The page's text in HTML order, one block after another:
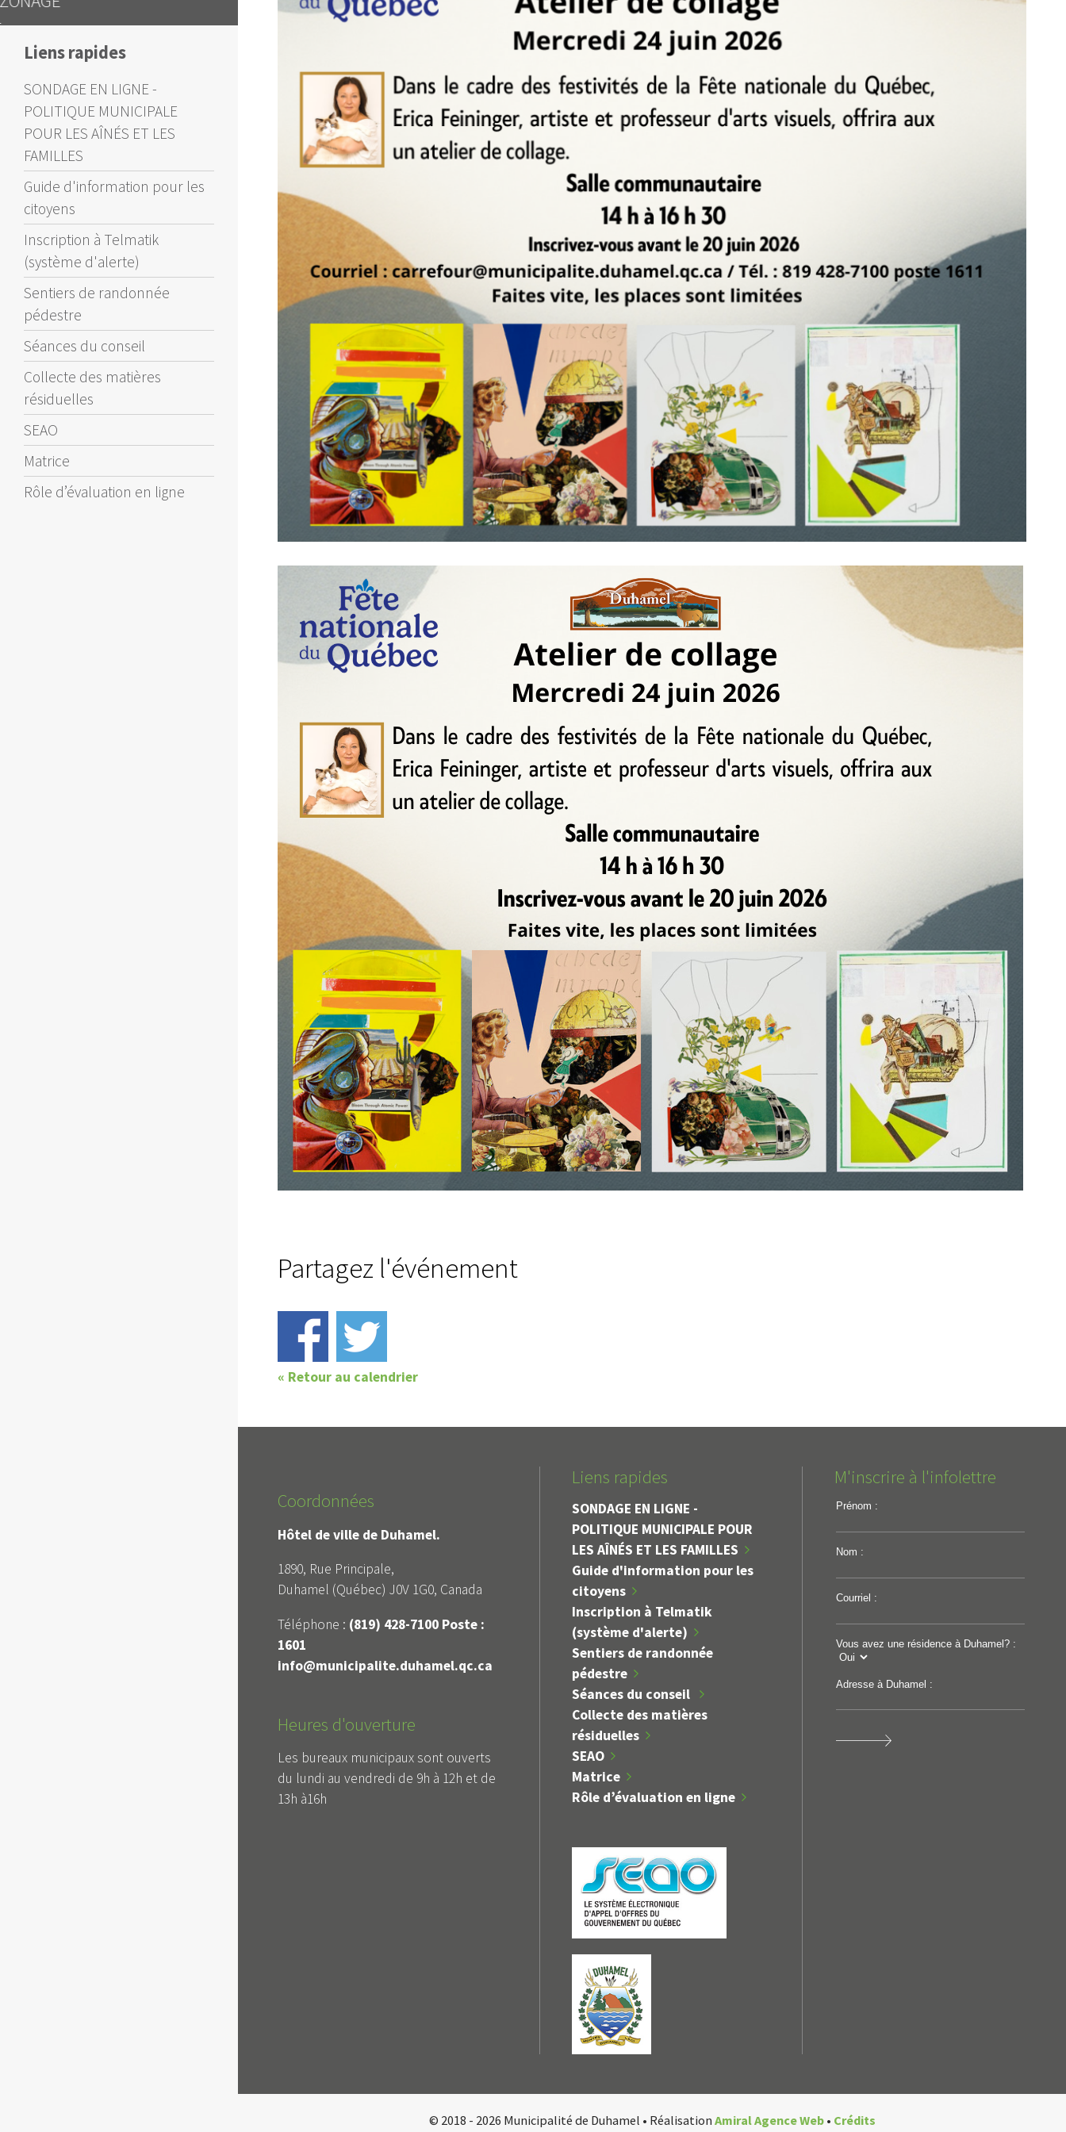
Liens rapides
SONDAGE EN LIGNE -
POLITIQUE MUNICIPALE
POUR LES AÎNÉS ET LES
FAMILLES
Guide d'information pour les
citoyens
Inscription à Telmatik
(système d'alerte)
Sentiers de randonnée
pédestre
Séances du conseil
Collecte des matières
résiduelles
SEAO
Matrice
Rôle d’évaluation en ligne
Partagez l'événement
« Retour au calendrier
Coordonnées
Hôtel de ville de Duhamel.
1890, Rue Principale,
Duhamel (Québec) J0V 1G0, Canada
Téléphone : (819) 428-7100 Poste :
1601
info@municipalite.duhamel.qc.ca
Heures d'ouverture
Les bureaux municipaux sont ouverts
du lundi au vendredi de 9h à 12h et de
13h à16h
Liens rapides
SONDAGE EN LIGNE -
POLITIQUE MUNICIPALE POUR
LES AÎNÉS ET LES FAMILLES
Guide d'information pour les
citoyens
Inscription à Telmatik
(système d'alerte)
Sentiers de randonnée
pédestre
Séances du conseil
Collecte des matières
résiduelles
SEAO
Matrice
Rôle d’évaluation en ligne
M'inscrire à l'infolettre
Prénom :
Nom :
Courriel :
Vous avez une résidence à Duhamel? :
Adresse à Duhamel :
© 2018 - 2026 Municipalité de Duhamel • Réalisation Amiral Agence Web• Crédits